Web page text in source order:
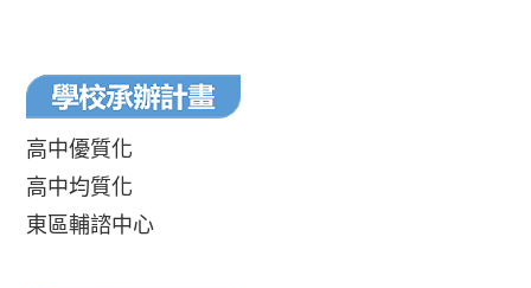
高中優質化
高中均質化
東區輔諮中心